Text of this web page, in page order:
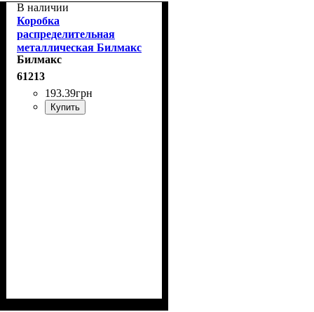
В наличии
Коробка
распределительная
металлическая Билмакс
КР-10, 100*100*70
Билмакс
61213
193.39грн
Купить